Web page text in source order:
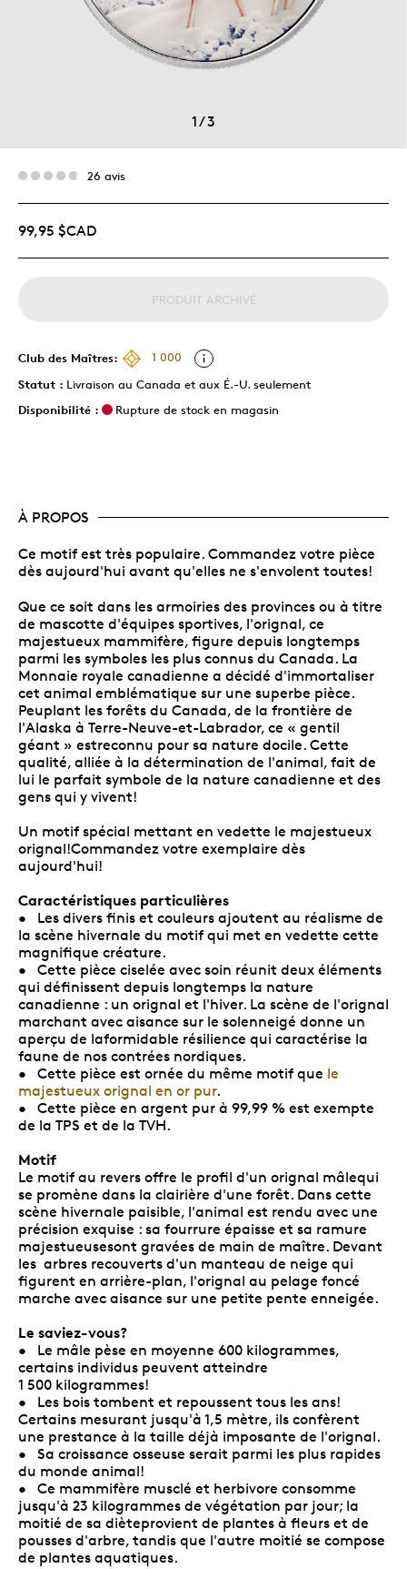
1/3
26 avis
99,95 $CAD
PRODUIT ARCHIVÉ
Club des Maîtres:
1 000
Statut : Livraison au Canada et aux É.-U. seulement
Disponibilité :
Rupture de stock en magasin
À PROPOS
Ce motif est très populaire. Commandez votre pièce
dès aujourd'hui avant qu'elles ne s'envolent toutes!
Que ce soit dans les armoiries des provinces ou à titre
de mascotte d'équipes sportives, l'orignal, ce
majestueux mammifère, figure depuis longtemps
parmi les symboles les plus connus du Canada. La
Monnaie royale canadienne a décidé d'immortaliser
cet animal emblématique sur une superbe pièce.
Peuplant les forêts du Canada, de la frontière de
l'Alaska à Terre-Neuve-et-Labrador, ce « gentil
géant » estreconnu pour sa nature docile. Cette
qualité, alliée à la détermination de l'animal, fait de
lui le parfait symbole de la nature canadienne et des
gens qui y vivent!
Un motif spécial mettant en vedette le majestueux
orignal!Commandez votre exemplaire dès
aujourd'hui!
Caractéristiques particulières
• Les divers finis et couleurs ajoutent au réalisme de
la scène hivernale du motif qui met en vedette cette
magnifique créature.
• Cette pièce ciselée avec soin réunit deux éléments
qui définissent depuis longtemps la nature
canadienne : un orignal et l'hiver. La scène de l'orignal
marchant avec aisance sur le solenneigé donne un
aperçu de laformidable résilience qui caractérise la
faune de nos contrées nordiques.
• Cette pièce est ornée du même motif que le
majestueux orignal en or pur.
• Cette pièce en argent pur à 99,99 % est exempte
de la TPS et de la TVH.
Motif
Le motif au revers offre le profil d'un orignal mâlequi
se promène dans la clairière d'une forêt. Dans cette
scène hivernale paisible, l'animal est rendu avec une
précision exquise : sa fourrure épaisse et sa ramure
majestueusesont gravées de main de maître. Devant
les arbres recouverts d'un manteau de neige qui
figurent en arrière-plan, l'orignal au pelage foncé
marche avec aisance sur une petite pente enneigée.
Le saviez-vous?
• Le mâle pèse en moyenne 600 kilogrammes,
certains individus peuvent atteindre
1 500 kilogrammes!
• Les bois tombent et repoussent tous les ans!
Certains mesurant jusqu'à 1,5 mètre, ils confèrent
une prestance à la taille déjà imposante de l'orignal.
• Sa croissance osseuse serait parmi les plus rapides
du monde animal!
• Ce mammifère musclé et herbivore consomme
jusqu'à 23 kilogrammes de végétation par jour; la
moitié de sa dièteprovient de plantes à fleurs et de
pousses d'arbre, tandis que l'autre moitié se compose
de plantes aquatiques.